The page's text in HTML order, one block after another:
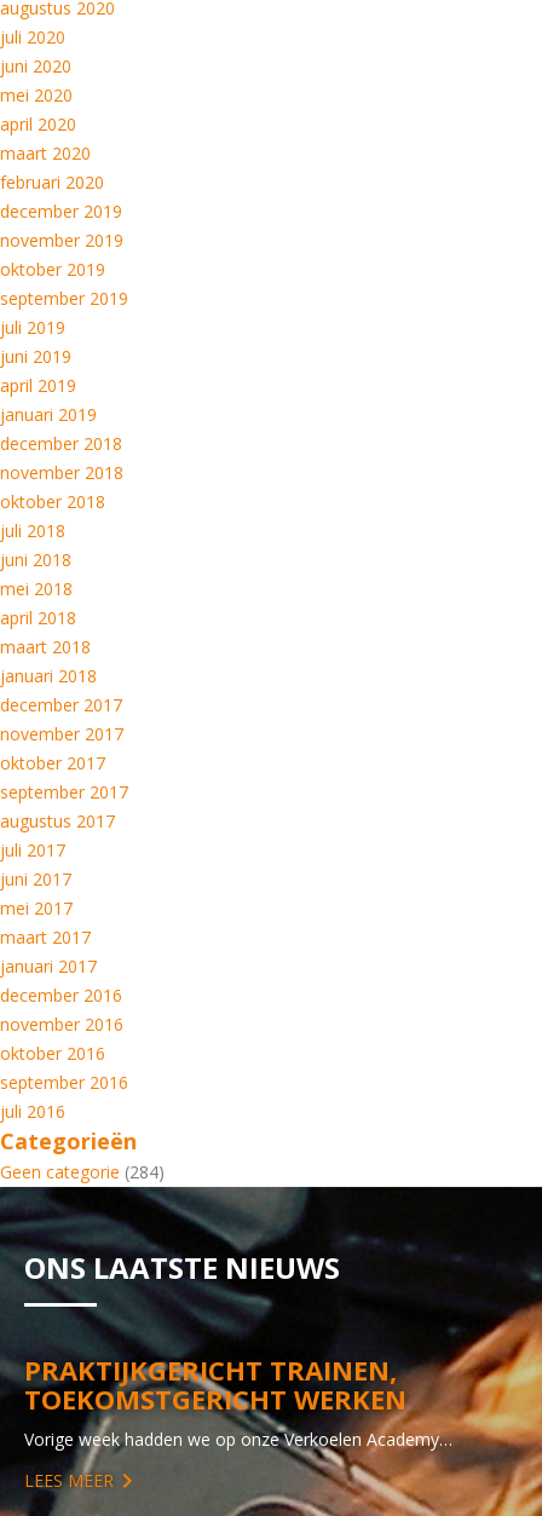
augustus 2020
juli 2020
juni 2020
mei 2020
april 2020
maart 2020
februari 2020
december 2019
november 2019
oktober 2019
september 2019
juli 2019
juni 2019
april 2019
januari 2019
december 2018
november 2018
oktober 2018
juli 2018
juni 2018
mei 2018
april 2018
maart 2018
januari 2018
december 2017
november 2017
oktober 2017
september 2017
augustus 2017
juli 2017
juni 2017
mei 2017
maart 2017
januari 2017
december 2016
november 2016
oktober 2016
september 2016
juli 2016
Categorieën
Geen categorie (284)
ONS LAATSTE NIEUWS
PRAKTIJKGERICHT TRAINEN,
TOEKOMSTGERICHT WERKEN
Vorige week hadden we op onze Verkoelen Academy…
LEES MEER